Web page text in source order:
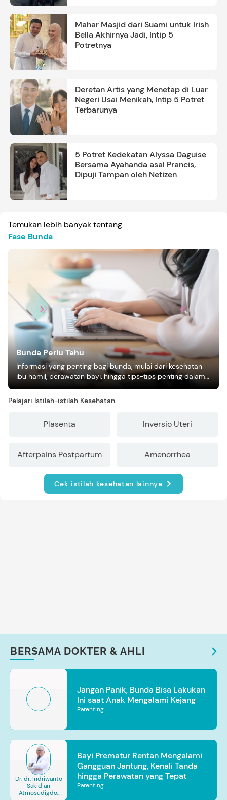
Mahar Masjid dari Suami untuk Irish
Bella Akhirnya Jadi, Intip 5
Potretnya
Deretan Artis yang Menetap di Luar
Negeri Usai Menikah, Intip 5 Potret
Terbarunya
5 Potret Kedekatan Alyssa Daguise
Bersama Ayahanda asal Prancis,
Dipuji Tampan oleh Netizen
Temukan lebih banyak tentang
Fase Bunda
Bunda Perlu Tahu
Informasi yang penting bagi bunda, mulai dari kesehatan
ibu hamil, perawatan bayi, hingga tips-tips penting dalam
Pelajari Istilah-istilah Kesehatan
Plasenta Inversio Uteri
Afterpains Postpartum Amenorrhea
Cek istilah kesehatan lainnya
BERSAMA DOKTER & AHLI
Jangan Panik, Bunda Bisa Lakukan
Ini saat Anak Mengalami Kejang
Parenting
Dr. dr. Indriwanto
Sakidjan
Atmosudigdo,
Bayi Prematur Rentan Mengalami
Gangguan Jantung, Kenali Tanda
hingga Perawatan yang Tepat
Parenting